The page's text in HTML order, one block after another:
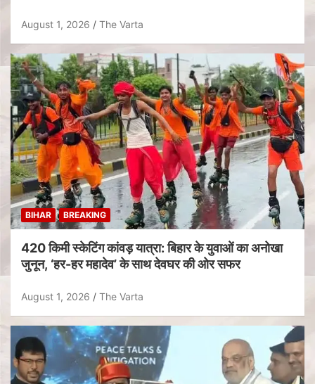
August 1, 2026 The Varta
BIHAR BREAKING
420 किमी स्केटिंग कांवड़ यात्रा: बिहार के युवाओं का अनोखा
जुनून, ‘हर-हर महादेव’ के साथ देवघर की ओर सफर
August 1, 2026 The Varta